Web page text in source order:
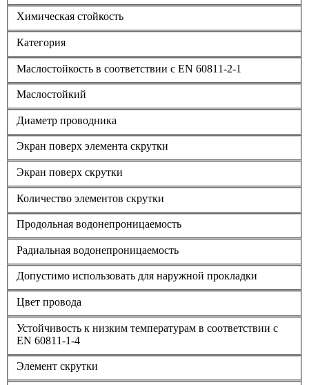
Химическая стойкость
Категория
Маслостойкость в соответствии с EN 60811-2-1
Маслостойкий
Диаметр проводника
Экран поверх элемента скрутки
Экран поверх скрутки
Количество элементов скрутки
Продольная водонепроницаемость
Радиальная водонепроницаемость
Допустимо использовать для наружной прокладки
Цвет провода
Устойчивость к низким температурам в соответствии с
EN 60811-1-4
Элемент скрутки